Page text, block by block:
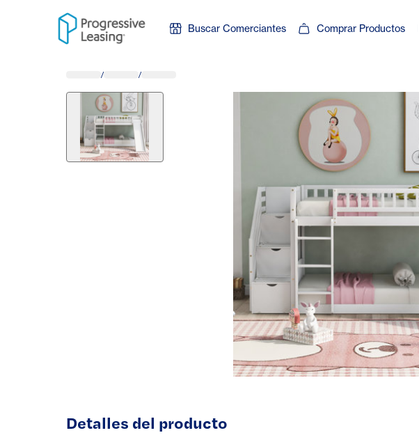
Skip to content
Buscar Comerciantes Comprar Productos
/ /
Detalles del producto